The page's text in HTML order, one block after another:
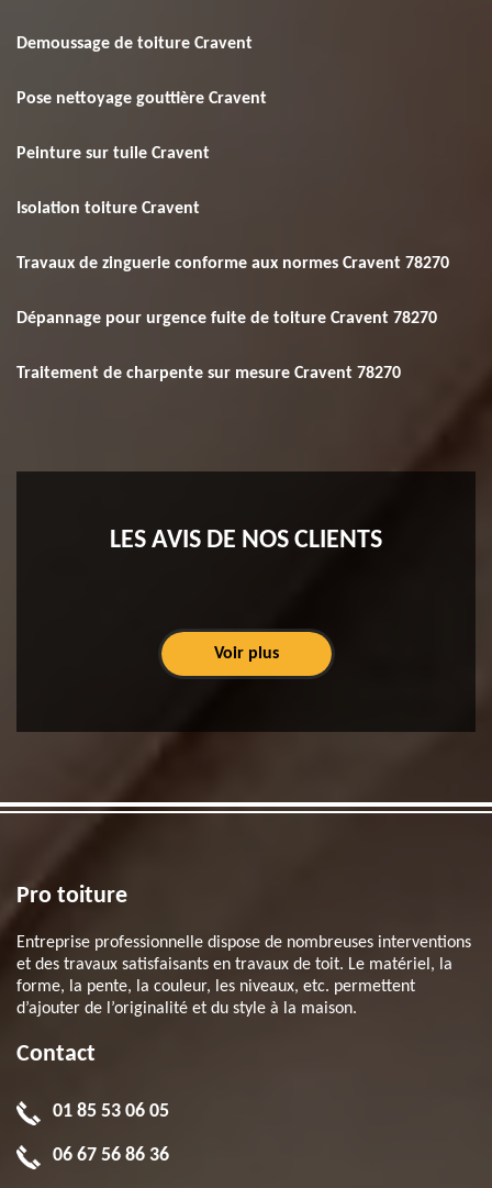
Demoussage de toiture Cravent
Pose nettoyage gouttière Cravent
Peinture sur tuile Cravent
Isolation toiture Cravent
Travaux de zinguerie conforme aux normes Cravent 78270
Dépannage pour urgence fuite de toiture Cravent 78270
Traitement de charpente sur mesure Cravent 78270
LES AVIS DE NOS CLIENTS
Voir plus
Pro toiture
Entreprise professionnelle dispose de nombreuses interventions
et des travaux satisfaisants en travaux de toit. Le matériel, la
forme, la pente, la couleur, les niveaux, etc. permettent
d’ajouter de l’originalité et du style à la maison.
Contact
01 85 53 06 05
06 67 56 86 36